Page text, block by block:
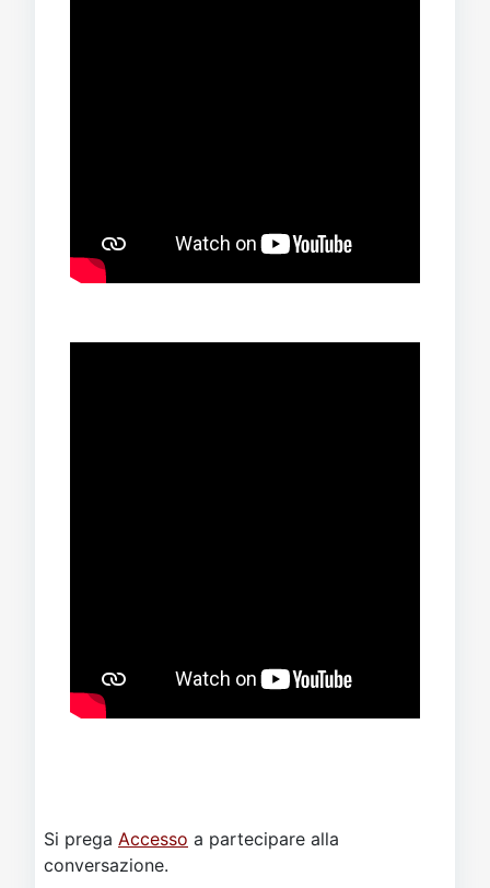
Si prega Accesso a partecipare alla
conversazione.